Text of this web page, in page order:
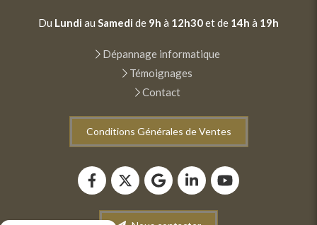
Du Lundi au Samedi de 9h à 12h30et de 14h à 19h
Dépannage informatique
Témoignages
Contact
Conditions Générales de Ventes